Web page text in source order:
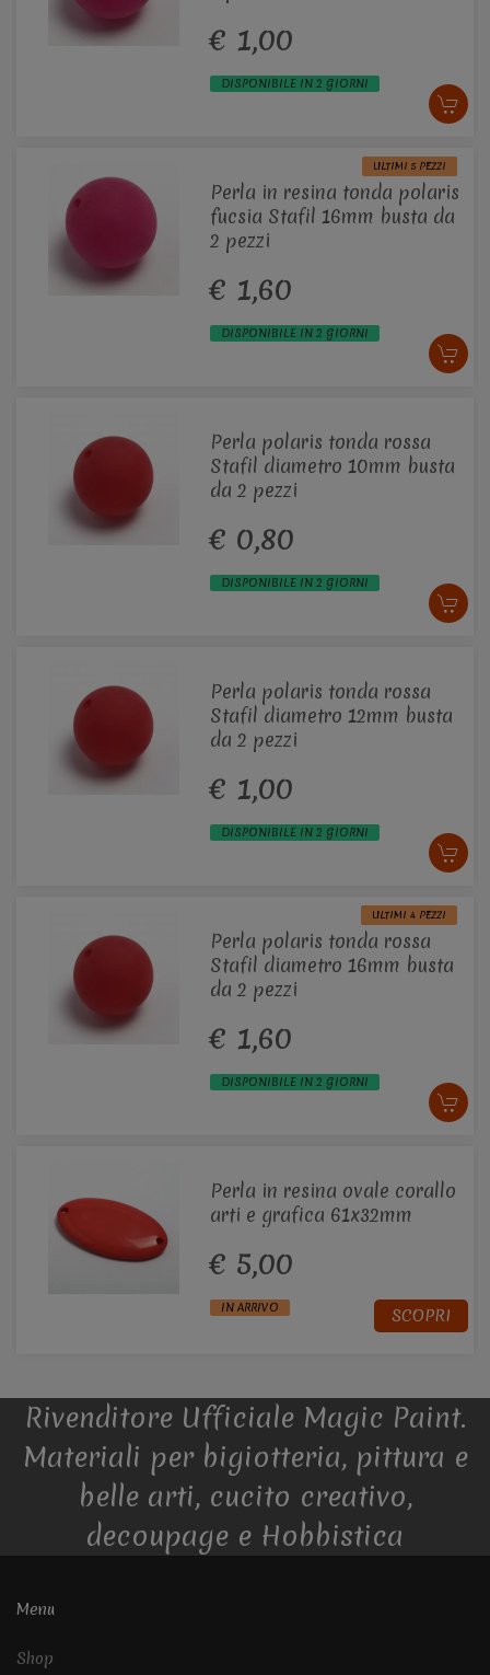
€ 1,00
DISPONIBILE IN 2 GIORNI
ULTIMI 5 PEZZI
Perla in resina tonda polaris
fucsia Stafil 16mm busta da
2 pezzi
€ 1,60
DISPONIBILE IN 2 GIORNI
Perla polaris tonda rossa
Stafil diametro 10mm busta
da 2 pezzi
€ 0,80
DISPONIBILE IN 2 GIORNI
Perla polaris tonda rossa
Stafil diametro 12mm busta
da 2 pezzi
€ 1,00
DISPONIBILE IN 2 GIORNI
ULTIMI 4 PEZZI
Perla polaris tonda rossa
Stafil diametro 16mm busta
da 2 pezzi
€ 1,60
DISPONIBILE IN 2 GIORNI
Perla in resina ovale corallo
arti e grafica 61x32mm
€ 5,00
IN ARRIVO SCOPRI
Rivenditore Ufficiale Magic Paint.
Materiali per bigiotteria, pittura e
belle arti, cucito creativo,
decoupage e Hobbistica
Menu
Shop